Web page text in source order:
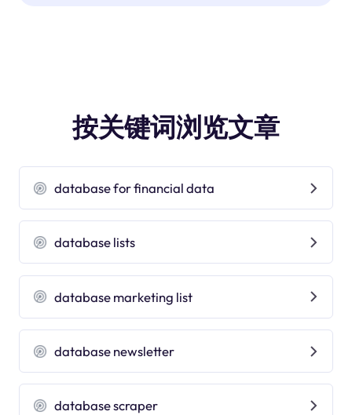
按关键词浏览文章
database for financial data
database lists
database marketing list
database newsletter
database scraper